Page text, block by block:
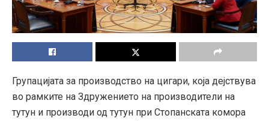
Групацијата за производство на цигари, која дејствува
во рамките на Здружението на производители на
тутун и производи од тутун при Стопанската комора